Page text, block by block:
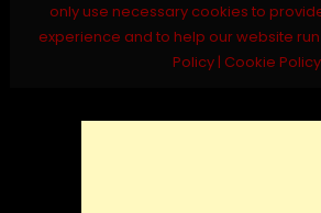
only use necessary cookies to
experience and to help our website
Policy| Cookie Policy